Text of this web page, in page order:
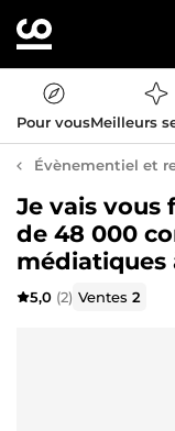
Pour vousMeilleurs
Évènementiel et
Je vais vous
de 48 000
5,0 (2) Ventes2